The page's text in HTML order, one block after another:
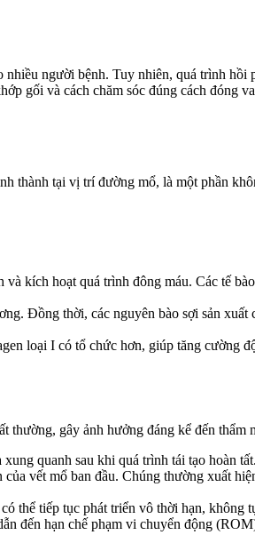
người bệnh. Tuy nhiên, quá trình
gối và cách chăm sóc đúng cách đóng
thành tại vị trí đường mổ, là một phần
kích hoạt quá trình đông máu. Các tế
Đồng thời, các nguyên bào sợi sản
loại I có tổ chức hơn, giúp tăng cường
thường, gây ảnh hưởng đáng kể đến thẩm
quanh sau khi quá trình tái tạo hoàn tất.
vết mổ ban đầu. Chúng thường xuất
thể tiếp tục phát triển vô thời hạn,
đến hạn chế phạm vi chuyển động